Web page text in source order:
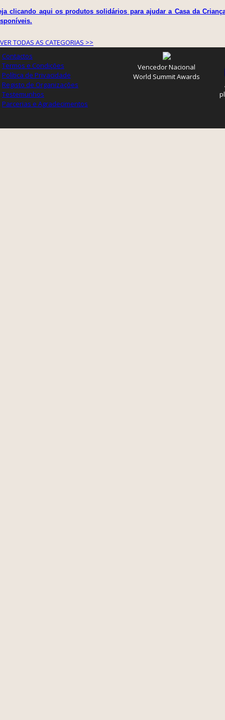
clicando aqui os produtos solidários para ajudar a Casa da
VER TODAS AS CATEGORIAS >>
Contactos
Termos e Condições
Política de Privacidade
Registo de Organizações
Testemunhos
Parcerias e Agradecimentos
Vencedor Nacional
World Summit Awards